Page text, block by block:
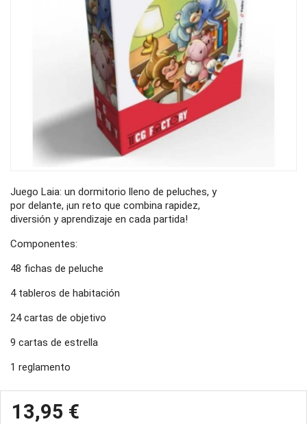
Juego Laia: un dormitorio lleno de peluches, y
por delante, ¡un reto que combina rapidez,
diversión y aprendizaje en cada partida!
Componentes:
48 fichas de peluche
4 tableros de habitación
24 cartas de objetivo
9 cartas de estrella
1 reglamento
13,95 €